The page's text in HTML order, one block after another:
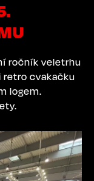
ročník veletrhu
retro cvakačku
logem.